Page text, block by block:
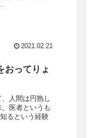
2021.02.21
おってりょ
人間は円熟し
医者というも
るという経験